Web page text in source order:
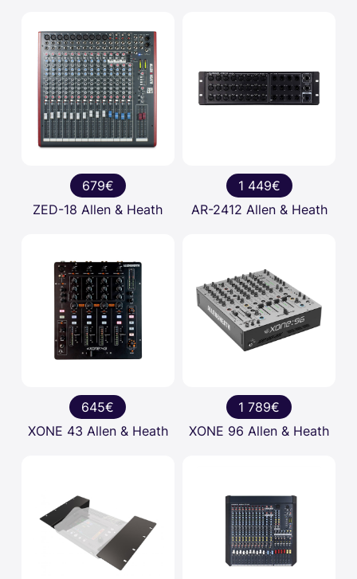
679€
ZED-18 Allen & Heath
1 449€
AR-2412 Allen & Heath
645€
XONE 43 Allen & Heath
1 789€
XONE 96 Allen & Heath